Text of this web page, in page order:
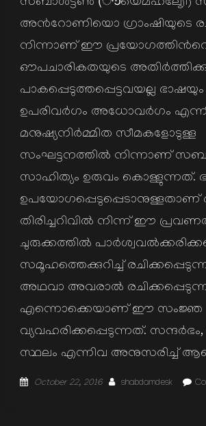
സബാള്‍ട്ടണ്‍ (ൗയെമഹലേൃി)
അന്‍റോണിയൊ ഗ്രാംഷിയുടെ
നിന്നാണ് ഈ പ്രയോഗത്തിന്‍റെ
ഔപചാരികതയുടെ
പാകപ്പെടുത്തപ്പെട്ടവയല്ല
ഉപരിവര്‍ഗം അധോവര്‍ഗം
മനുഷ്യനിര്‍മ്മിത സീമകളോടുള്ള
സംഘട്ടനത്തില്‍ നിന്നാണ്
സാഹിത്യം ഉരുവം കൊള്ളുന്നത്.
ഉപയോഗപ്പെടുപ്പെടാനുള്ളതാണ്
തിരിച്ചറിവില്‍ നിന്ന് ഈ പ്രവണത
ചുരുക്കത്തില്‍
സമൂഹത്തെക്കുറിച്ച്
അഥവാ അവരാല്‍
എന്നൊക്കെയാണ് ഈ സംജ്ഞ
വ്യവഹരിക്കപ്പെടുന്നത്.
സ്ഥലം എന്നിവ അനുസരിച്ച്
Posted
October 22, 2016 Author
shabdamdesk